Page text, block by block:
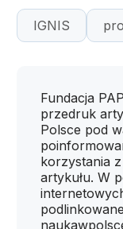
IGNIS
Fundacja
przedruk
Polsce pod
korzystania
artykułu. W